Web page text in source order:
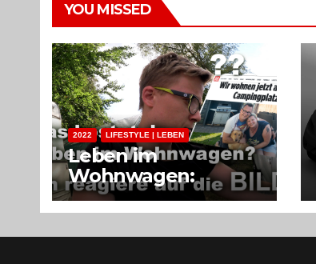
YOU MISSED
2022 LIFESTYLE | LEBEN
Leben im
Wohnwagen:
Kosten pro Monat